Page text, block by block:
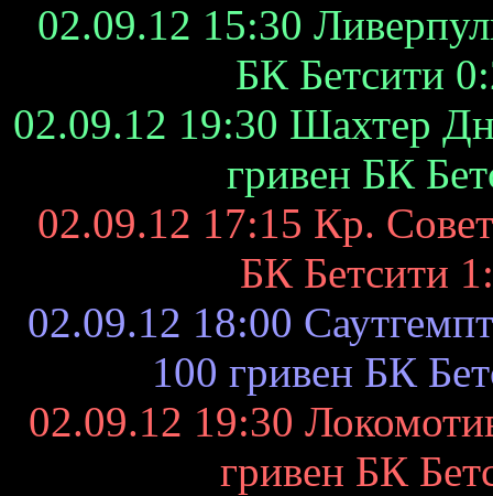
02.09.12 15:30
БК Бетсити
02.09.12 19:30 Шахтер
гривен БК
02.09.12 17:15 Кр.
БК Бетсити
02.09.12 18:00
100 гривен БК
02.09.12 19:30
гривен БК